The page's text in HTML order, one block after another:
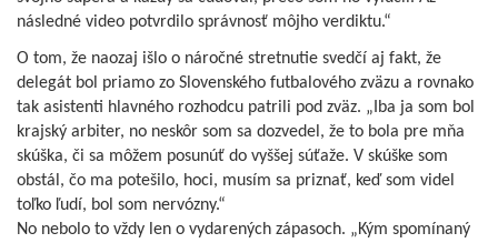
následné video potvrdilo správnosť môjho verdiktu.“
O tom, že naozaj išlo o náročné stretnutie svedčí aj fakt, že
delegát bol priamo zo Slovenského futbalového zväzu a rovnako
tak asistenti hlavného rozhodcu patrili pod zväz. „Iba ja som bol
krajský arbiter, no neskôr som sa dozvedel, že to bola pre mňa
skúška, či sa môžem posunúť do vyššej súťaže. V skúške som
obstál, čo ma potešilo, hoci, musím sa priznať, keď som videl
toľko ľudí, bol som nervózny.“
No nebolo to vždy len o vydarených zápasoch. „Kým spomínaný